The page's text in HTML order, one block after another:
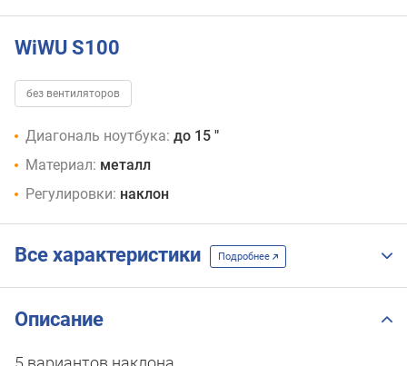
WiWU S100
без вентиляторов
Диагональ ноутбука: до 15 "
Материал: металл
Регулировки: наклон
Все характеристики Подробнее
Описание